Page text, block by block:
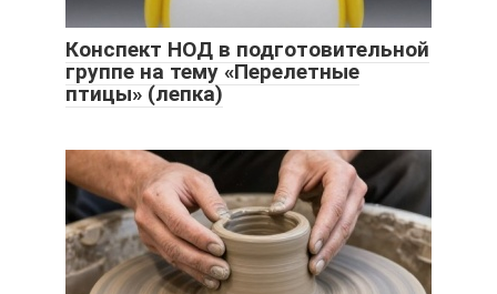
Конспект НОД в подготовительной
группе на тему «Перелетные
птицы» (лепка)